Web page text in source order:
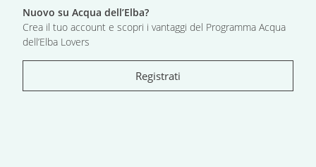
Nuovo su Acqua dell’Elba?
Crea il tuo account e scopri i vantaggi del Programma Acqua
dell’Elba Lovers
Registrati